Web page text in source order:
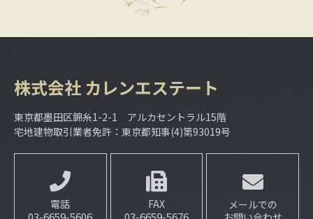
株式会社 カレンエステート
東京都墨田区錦糸1-2-1 アルカセントラル15階
宅地建物取引業者免許：東京都知事(4)第93019号
電話 FAX
メールでの